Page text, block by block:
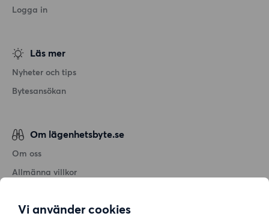
Vi använder cookies
Logga in
Läs mer
Nyheter och tips
Bytesansökan
Om lägenhetsbyte.se
Om oss
Allmänna villkor
Cookiepolicy